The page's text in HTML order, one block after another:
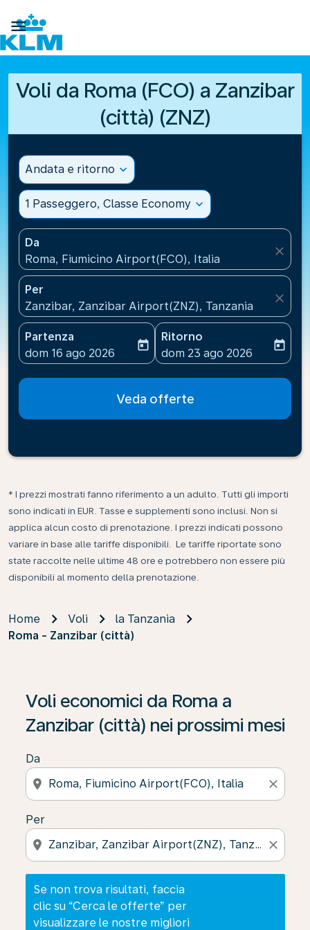

Voli da Roma (FCO) a Zanzibar
(città) (ZNZ)
Andata e ritorno expand_more
1 Passeggero, Classe Economy expand_more
Da
Roma, Fiumicino Airport(FCO), Italia
close
Per
Zanzibar, Zanzibar Airport(ZNZ), Tanzania
close
Partenza
fc-booking-departure-date-aria-label
dom 16 ago 2026
today
Ritorno
fc-booking-return-date-
dom 23 ago 2026
today
Veda offerte
* I prezzi mostrati fanno riferimento a un adulto. Tutti gli importi
sono indicati in EUR. Tasse e supplementi sono inclusi. Non si
applica alcun costo di prenotazione. I prezzi indicati possono
variare in base alle tariffe disponibili. Le tariffe riportate sono
state raccolte nelle ultime 48 ore e potrebbero non essere più
disponibili al momento della prenotazione.
Home Voli
la Tanzania
Roma - Zanzibar (città)
Voli economici da Roma a
Zanzibar (città) nei prossimi mesi
Da
location_on close
Per
location_on close
Se non trova risultati, faccia
clic su “Cerca le offerte” per
visualizzare le nostre migliori
Se non trova risultati, faccia clic su “Cerca le offerte”